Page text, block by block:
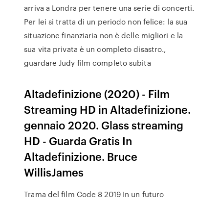
arriva a Londra per tenere una serie di concerti.
Per lei si tratta di un periodo non felice: la sua
situazione finanziaria non è delle migliori e la
sua vita privata è un completo disastro.,
guardare Judy film completo subita
Altadefinizione (2020) - Film
Streaming HD in Altadefinizione.
gennaio 2020. Glass streaming
HD - Guarda Gratis In
Altadefinizione. Bruce
WillisJames
Trama del film Code 8 2019 In un futuro